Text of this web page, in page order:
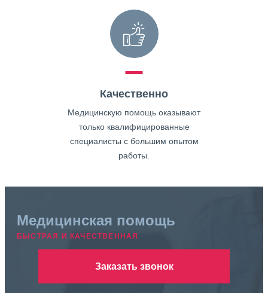
Качественно
Медицинскую помощь оказывают
только квалифицированные
специалисты с большим опытом
работы.
Медицинская помощь
БЫСТРАЯ И КАЧЕСТВЕННАЯ
Заказать звонок